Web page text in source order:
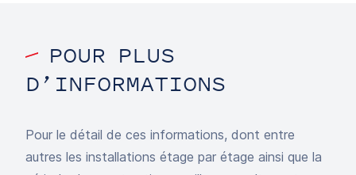
POUR PLUS
D’INFORMATIONS
Pour le détail de ces informations, dont entre
autres les installations étage par étage ainsi que la